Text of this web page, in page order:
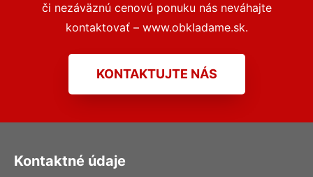
či nezáväznú cenovú ponuku nás neváhajte
kontaktovať – www.obkladame.sk.
KONTAKTUJTE NÁS
Kontaktné údaje